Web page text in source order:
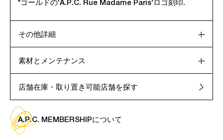
*ゴールドの'A.P.C. Rue Madame Paris'ロゴ刻印.
その他詳細
素材とメンテナンス
店舗在庫・取り置き可能店舗を探す
A.P.C. MEMBERSHIPについて